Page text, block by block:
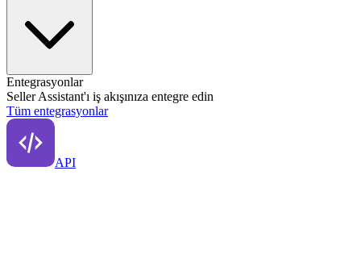
Entegrasyonlar
Seller Assistant'ı iş akışınıza entegre edin
Tüm entegrasyonlar
API